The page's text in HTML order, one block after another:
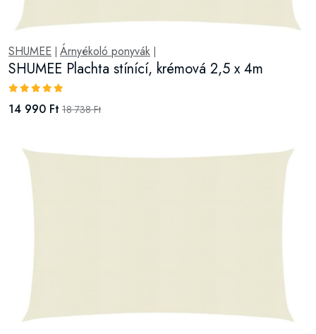
SHUMEE Árnyékoló ponyvák
SHUMEE Plachta stínící, krémová 2,5 x 4m
14 990 Ft 18 738 Ft